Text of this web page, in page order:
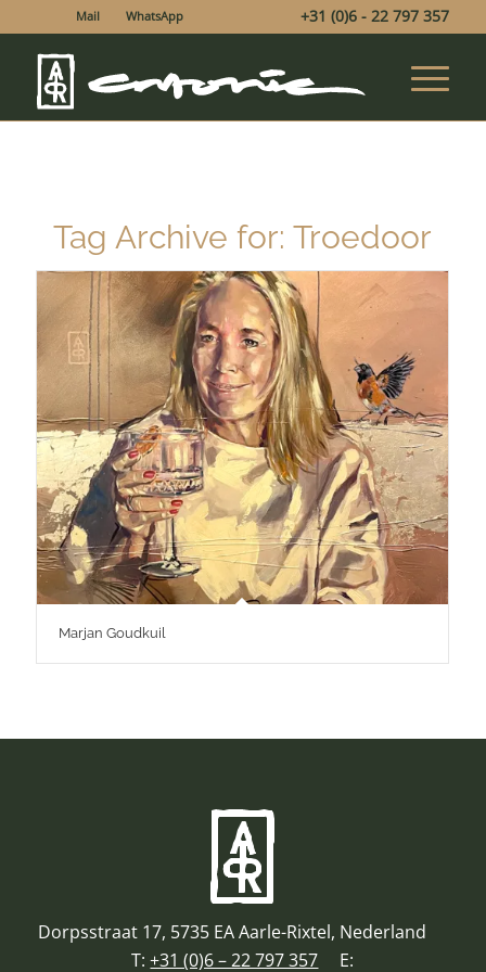
Mail WhatsApp +31 (0)6 - 22 797 357
Tag Archive for:Troedoor
Marjan Goudkuil
Dorpsstraat 17, 5735 EA Aarle-Rixtel, Nederland
T:+31 (0)6 – 22 797 357 E: